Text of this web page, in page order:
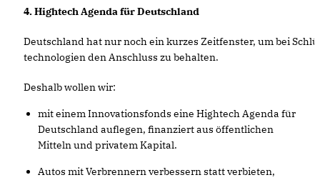
4. Hightech Agenda für Deutschland
Deutschland hat nur noch ein kurzes Zeitfenster, um bei
technologien den Anschluss zu behalten.
Deshalb wollen wir:
mit einem Innovationsfonds eine Hightech Agenda für
Deutschland auflegen, finanziert aus öffentlichen
Mitteln und privatem Kapital.
Autos mit Verbrennern verbessern statt verbieten,